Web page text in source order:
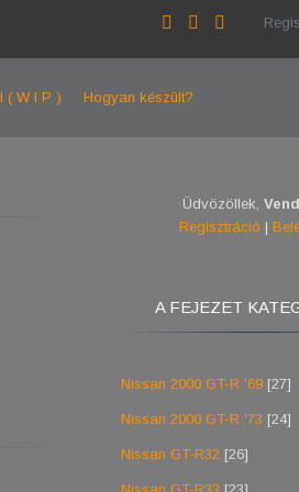
( W I P ) Hogyan készült?
Üdvözöllek,
Regisztráció |
A FEJEZET
Nissan 2000 GT-R '69 [27]
Nissan 2000 GT-R '73 [24]
Nissan GT-R32 [26]